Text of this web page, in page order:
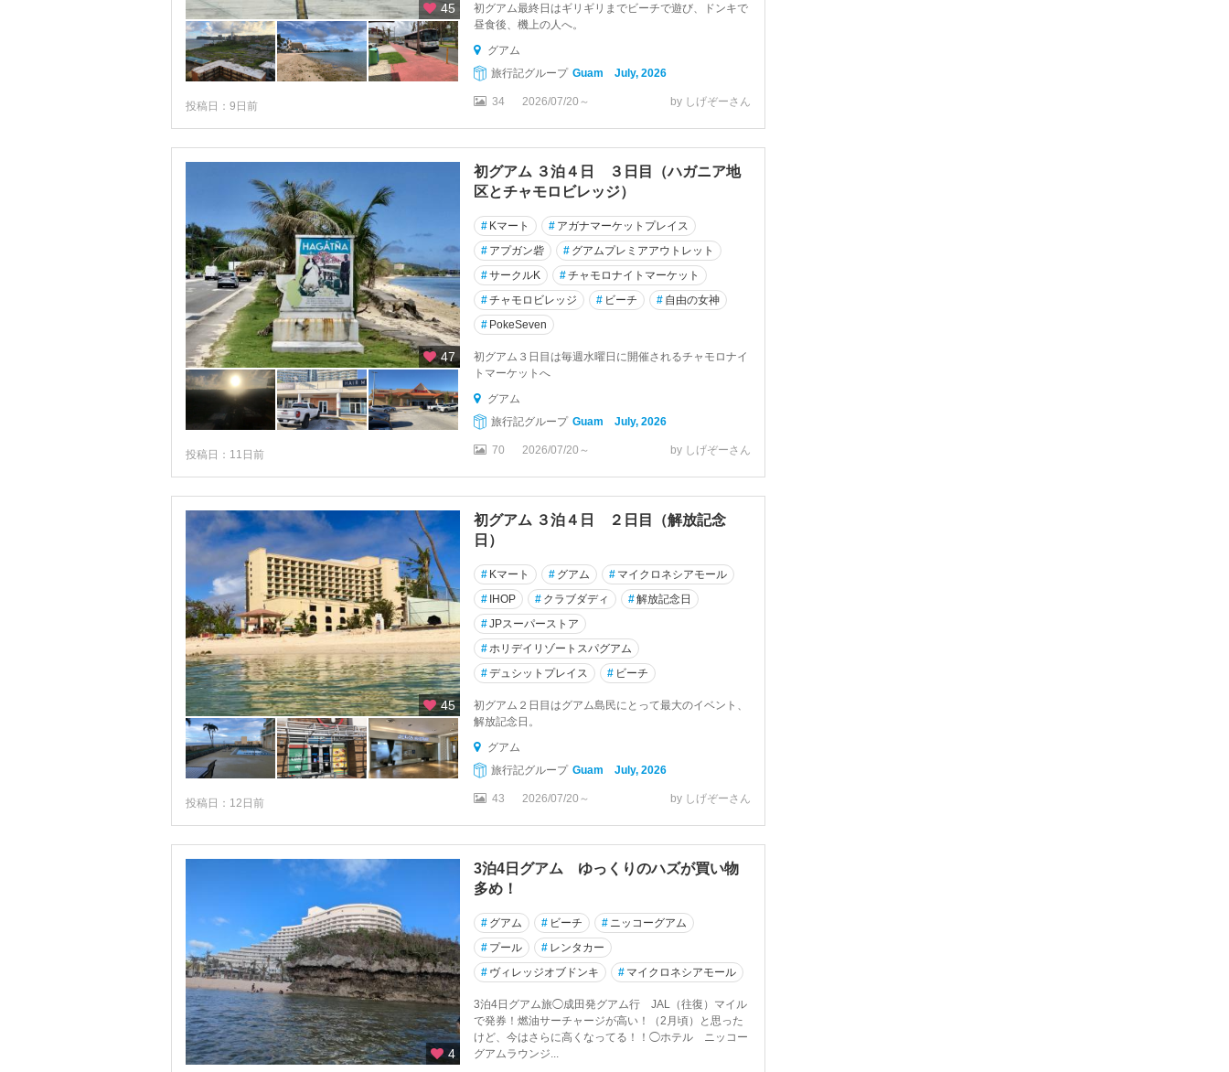
45
投稿日：9日前
初グアム最終日はギリギリまでビーチで遊び、ドンキで
昼食後、機上の人へ。
グアム
旅行記グループ Guam July, 2026
34 2026/07/20～ by しげぞーさん
47
投稿日：11日前
初グアム ３泊４日 ３日目（ハガニア地
区とチャモロビレッジ）
# Kマート # アガナマーケットプレイス
# アプガン砦 # グアムプレミアアウトレット
#サークルK #チャモロナイトマーケット
#チャモロビレッジ # ビーチ # 自由の女神
# PokeSeven
初グアム３日目は毎週水曜日に開催されるチャモロナイ
トマーケットへ
グアム
旅行記グループ Guam July, 2026
70 2026/07/20～ by しげぞーさん
45
投稿日：12日前
初グアム ３泊４日 ２日目（解放記念
日）
# Kマート # グアム # マイクロネシアモール
# IHOP # クラブダディ #解放記念日
#JPスーパーストア
#ホリデイリゾートスパグアム
#デュシットプレイス # ビーチ
初グアム２日目はグアム島民にとって最大のイベント、
解放記念日。
グアム
旅行記グループ Guam July, 2026
43 2026/07/20～ by しげぞーさん
4
3泊4日グアム ゆっくりのハズが買い物
多め！
# グアム # ビーチ # ニッコーグアム
# プール # レンタカー
# ヴィレッジオブドンキ # マイクロネシアモール
3泊4日グアム旅◯成田発グアム行 JAL（往復）マイル
で発券！燃油サーチャージが高い！（2月頃）と思った
けど、今はさらに高くなってる！！◯ホテル ニッコー
グアムラウンジ...